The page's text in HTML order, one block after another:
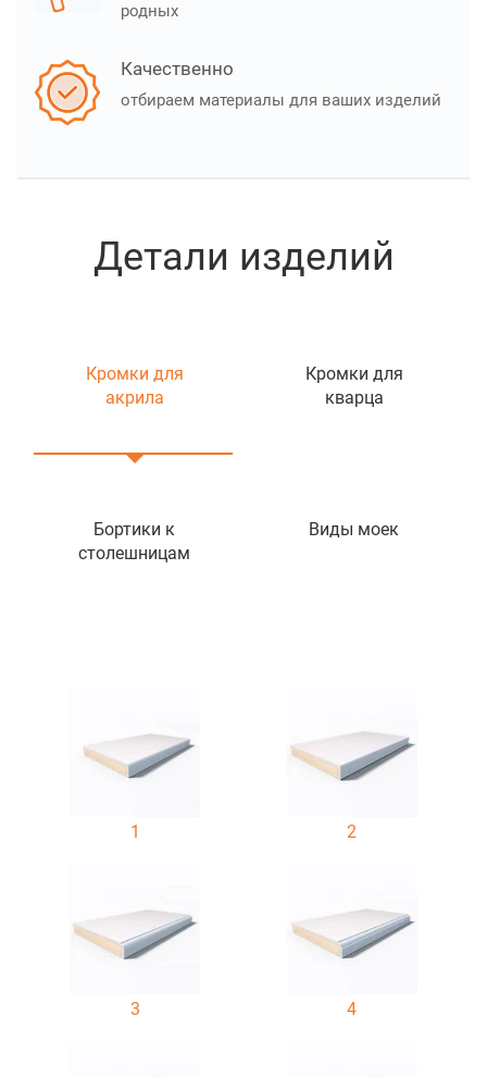
родных
Качественно
отбираем материалы для ваших изделий
Детали изделий
Кромки для
акрила
Кромки для
кварца
Бортики к
столешницам
Виды моек
1 2
3 4